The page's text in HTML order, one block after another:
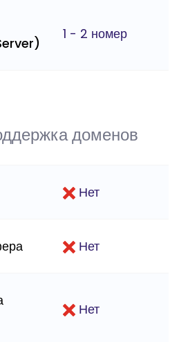
1 - 2 номер
доменов
Нет
Нет
Нет